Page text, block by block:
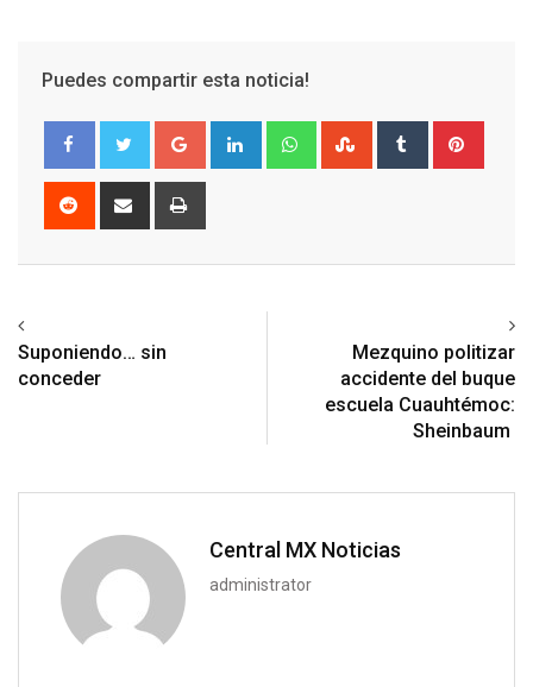
Puedes compartir esta noticia!
Google+ LinkedIn WhatsappStumbleUpon
Tumblr
Reddit
Share
Suponiendo… sin
conceder
Mezquino politizar
accidente del buque
escuela Cuauhtémoc:
Sheinbaum
Central MX Noticias
administrator